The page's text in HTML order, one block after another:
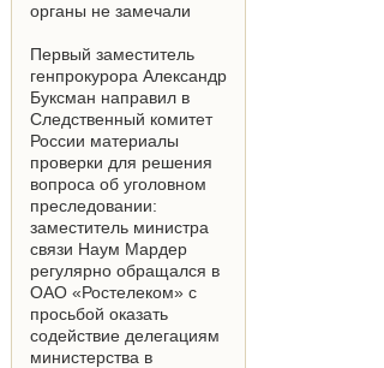
органы не замечали
Первый заместитель
генпрокурора Александр
Буксман направил в
Следственный комитет
России материалы
проверки для решения
вопроса об уголовном
преследовании:
заместитель министра
связи Наум Мардер
регулярно обращался в
ОАО «Ростелеком» с
просьбой оказать
содействие делегациям
министерства в